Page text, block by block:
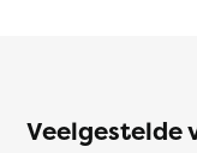
Veelgestelde